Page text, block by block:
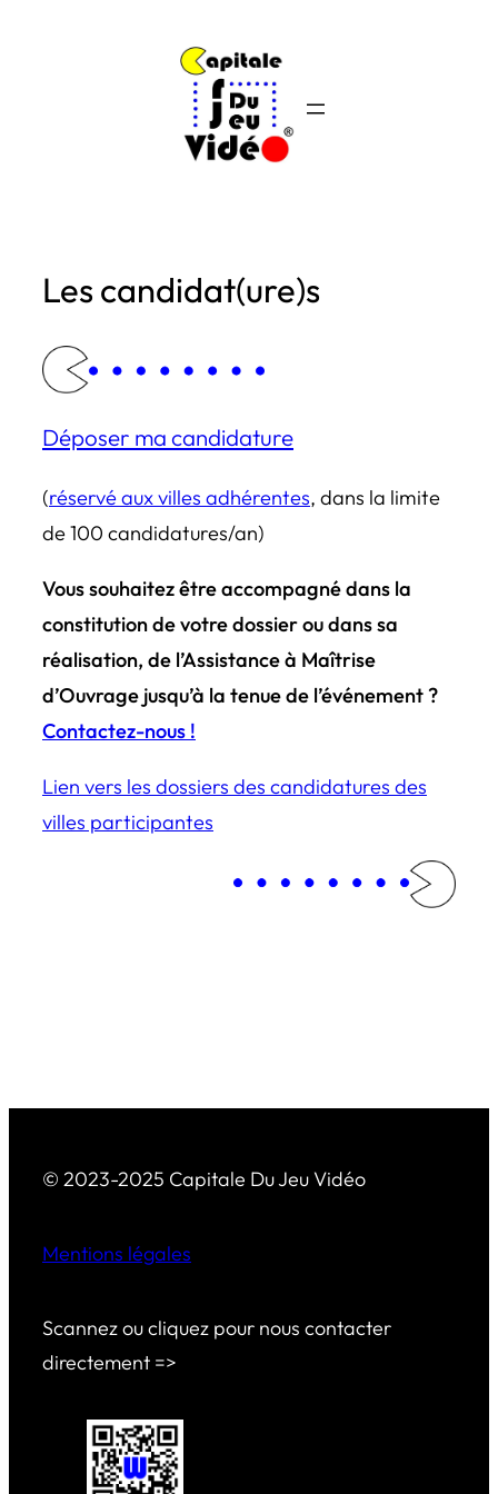
Les candidat(ure)s
Déposer ma candidature
(réservé aux villes adhérentes, dans la limite
de 100 candidatures/an)
Vous souhaitez être accompagné dans la
constitution de votre dossier ou dans sa
réalisation, de l’Assistance à Maîtrise
d’Ouvrage jusqu’à la tenue de l’événement ?
Contactez-nous !
Lien vers les dossiers des candidatures des
villes participantes
© 2023-2025 Capitale Du Jeu Vidéo
Mentions légales
Scannez ou cliquez pour nous contacter
directement =>